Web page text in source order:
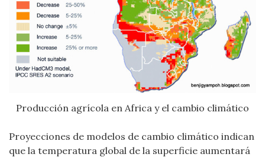
Producción agrícola en Africa y el cambio climático
Proyecciones de modelos de cambio climático indican
que la temperatura global de la superficie aumentará